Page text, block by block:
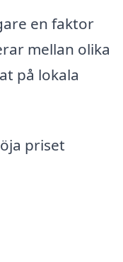
en faktor
mellan olika
på lokala
priset